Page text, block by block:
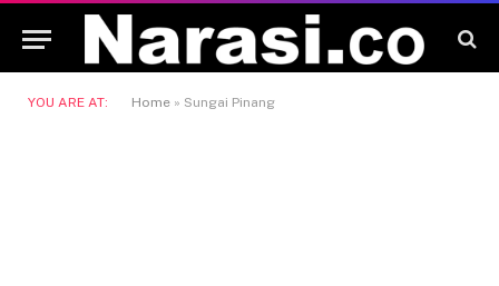
YOU ARE AT: Home » Sungai Pinang